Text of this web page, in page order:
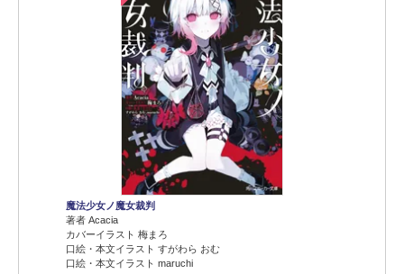
魔法少女ノ魔女裁判
著者 Acacia
カバーイラスト 梅まろ
口絵・本文イラスト すがわら おむ
口絵・本文イラスト maruchi